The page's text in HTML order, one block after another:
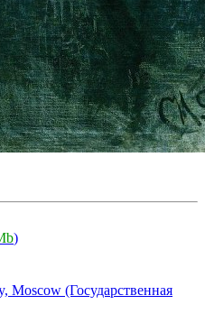
)
Moscow (Государственная